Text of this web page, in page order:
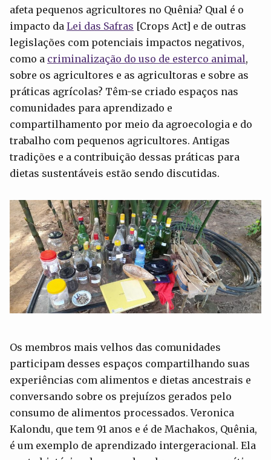
afeta pequenos agricultores no Quênia? Qual é o
impacto da Lei das Safras [Crops Act] e de outras
legislações com potenciais impactos negativos,
como a criminalização do uso de esterco animal,
sobre os agricultores e as agricultoras e sobre as
práticas agrícolas? Têm-se criado espaços nas
comunidades para aprendizado e
compartilhamento por meio da agroecologia e do
trabalho com pequenos agricultores. Antigas
tradições e a contribuição dessas práticas para
dietas sustentáveis estão sendo discutidas.
Os membros mais velhos das comunidades
participam desses espaços compartilhando suas
experiências com alimentos e dietas ancestrais e
conversando sobre os prejuízos gerados pelo
consumo de alimentos processados. Veronica
Kalondu, que tem 91 anos e é de Machakos, Quênia,
é um exemplo de aprendizado intergeracional. Ela